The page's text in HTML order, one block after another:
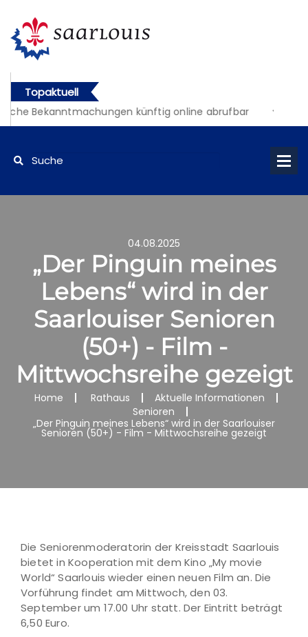
Topaktuell
Bekanntmachungen künftig online abrufbar
04.08.2025
„Der Pinguin meines
Lebens“ wird in der
Saarlouiser Senioren
(50+) - Film -
Mittwochsreihe gezeigt
Home Rathaus
Aktuelle Informationen
Senioren
„Der Pinguin meines Lebens“ wird in der Saarlouiser
Senioren (50+) - Film - Mittwochsreihe gezeigt
Die Seniorenmoderatorin der Kreisstadt Saarlouis
bietet in Kooperation mit dem Kino „My movie
World“ Saarlouis wieder einen neuen Film an. Die
Vorführung findet am Mittwoch, den 03.
September um 17.00 Uhr statt. Der Eintritt beträgt
6,50 Euro.